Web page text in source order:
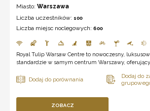
Miasto: Warszawa
Liczba uczestników: 100
Liczba miejsc noclegowych: 600
Royal Tulip Warsaw Centre to nowoczesny,
standardzie w samym centrum Warszawy,
ZOBACZ